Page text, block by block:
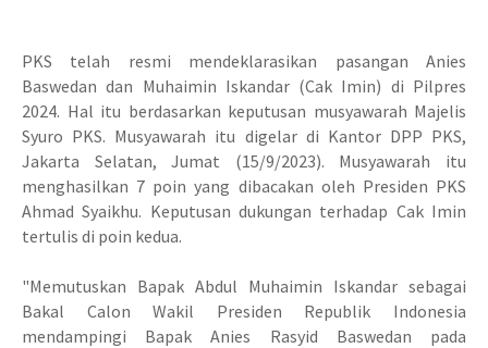
PKS telah resmi mendeklarasikan pasangan Anies
Baswedan dan Muhaimin Iskandar (Cak Imin) di Pilpres
2024. Hal itu berdasarkan keputusan musyawarah Majelis
Syuro PKS. Musyawarah itu digelar di Kantor DPP PKS,
Jakarta Selatan, Jumat (15/9/2023). Musyawarah itu
menghasilkan 7 poin yang dibacakan oleh Presiden PKS
Ahmad Syaikhu. Keputusan dukungan terhadap Cak Imin
tertulis di poin kedua.
"Memutuskan Bapak Abdul Muhaimin Iskandar sebagai
Bakal Calon Wakil Presiden Republik Indonesia
mendampingi Bapak Anies Rasyid Baswedan pada